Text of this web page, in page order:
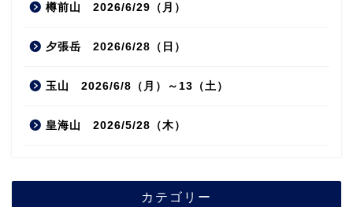
樽前山 2026/6/29（月）
夕張岳 2026/6/28（日）
玉山 2026/6/8（月）～13（土）
皇海山 2026/5/28（木）
カテゴリー